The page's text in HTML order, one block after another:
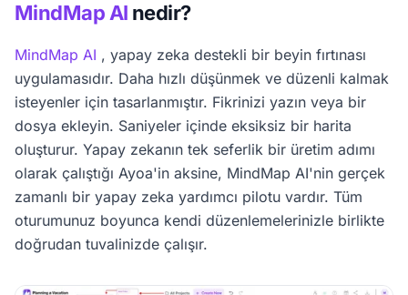
MindMap AI nedir?
MindMap AI , yapay zeka destekli bir beyin fırtınası
uygulamasıdır. Daha hızlı düşünmek ve düzenli kalmak
isteyenler için tasarlanmıştır. Fikrinizi yazın veya bir
dosya ekleyin. Saniyeler içinde eksiksiz bir harita
oluşturur. Yapay zekanın tek seferlik bir üretim adımı
olarak çalıştığı Ayoa'in aksine, MindMap AI'nin gerçek
zamanlı bir yapay zeka yardımcı pilotu vardır. Tüm
oturumunuz boyunca kendi düzenlemelerinizle birlikte
doğrudan tuvalinizde çalışır.